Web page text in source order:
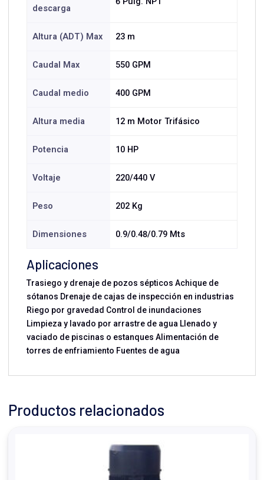
descarga
Altura (ADT) Max 23 m
Caudal Max 550 GPM
Caudal medio 400 GPM
Altura media 12 m Motor Trifásico
Potencia 10 HP
Voltaje 220/440 V
Peso 202 Kg
Dimensiones 0.9/0.48/0.79 Mts
Aplicaciones
Trasiego y drenaje de pozos sépticos Achique de
sótanos Drenaje de cajas de inspección en industrias
Riego por gravedad Control de inundaciones
Limpieza y lavado por arrastre de agua Llenado y
vaciado de piscinas o estanques Alimentación de
torres de enfriamiento Fuentes de agua
Productos relacionados